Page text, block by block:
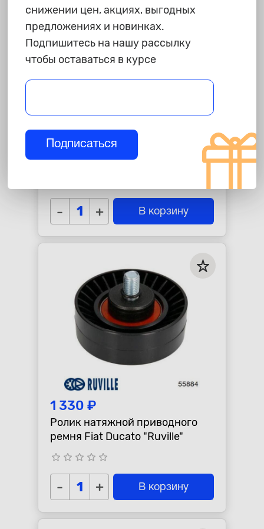
2 240 ₽
Ролик натяжной ремня ГРМ
Opel Astra G 1.6-1.8, Astra H 1.8
- + В корзину
1 330 ₽
Ролик натяжной приводного
ремня Fiat Ducato "Ruville"
star_border star_border star_border star_border star_border
- + В корзину
снижении цен, акциях, выгодных
предложениях и новинках.
Подпишитесь на нашу рассылку
чтобы оставаться в курсе
Подписаться